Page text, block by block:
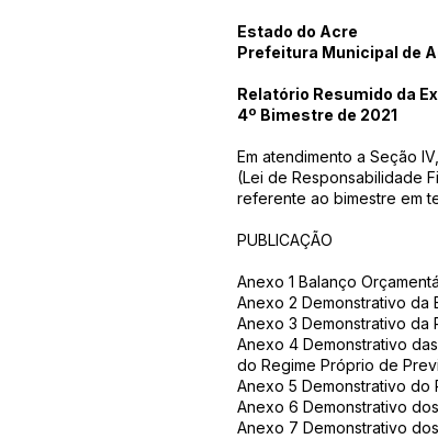
Estado do Acre
Prefeitura Municipal de
Relatório Resumido da
4º Bimestre de 2021
Em atendimento a Seção
(Lei de Responsabilidade
referente ao bimestre em
PUBLICAÇÃO
Anexo 1 Balanço
Anexo 2 Demonstrativo da
Anexo 3 Demonstrativo da
Anexo 4 Demonstrativo
do Regime Próprio de
Anexo 5 Demonstrativo do
Anexo 6 Demonstrativo
Anexo 7 Demonstrativo